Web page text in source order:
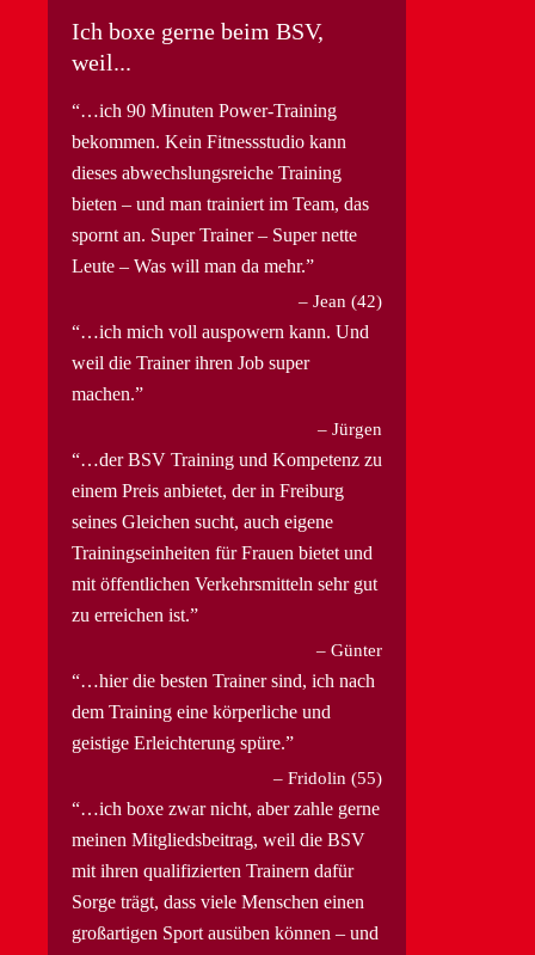
Ich boxe gerne beim BSV,
weil...
…ich 90 Minuten Power-Training
bekommen. Kein Fitnessstudio kann
dieses abwechslungsreiche Training
bieten – und man trainiert im Team, das
spornt an. Super Trainer – Super nette
Leute – Was will man da mehr.
Jean (42)
…ich mich voll auspowern kann. Und
weil die Trainer ihren Job super
machen.
Jürgen
…der BSV Training und Kompetenz zu
einem Preis anbietet, der in Freiburg
seines Gleichen sucht, auch eigene
Trainingseinheiten für Frauen bietet und
mit öffentlichen Verkehrsmitteln sehr gut
zu erreichen ist.
Günter
…hier die besten Trainer sind, ich nach
dem Training eine körperliche und
geistige Erleichterung spüre.
Fridolin (55)
…ich boxe zwar nicht, aber zahle gerne
meinen Mitgliedsbeitrag, weil die BSV
mit ihren qualifizierten Trainern dafür
Sorge trägt, dass viele Menschen einen
großartigen Sport ausüben können – und